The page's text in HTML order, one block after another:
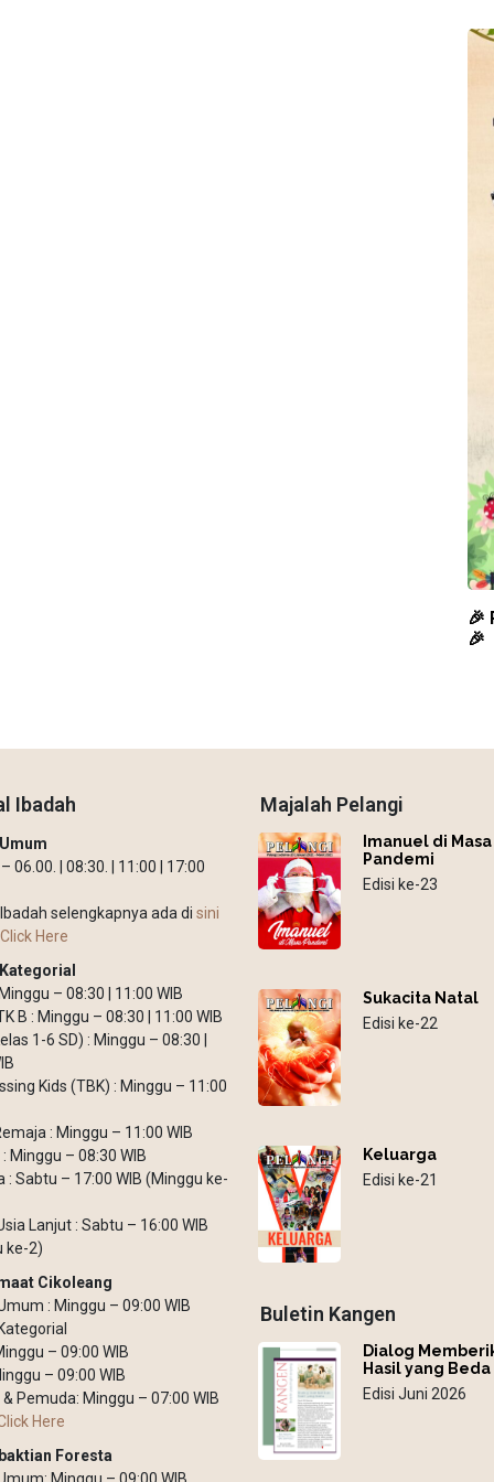
🎉
🎉
Ibadah
06.00. | 08:30. | 11:00 | 17:00
selengkapnya ada di sini
Click Here
– 08:30 | 11:00 WIB
B : Minggu – 08:30 | 11:00 WIB
1-6 SD) : Minggu – 08:30 |
Kids (TBK) : Minggu – 11:00
: Minggu – 11:00 WIB
Minggu – 08:30 WIB
: Sabtu – 17:00 WIB (Minggu ke-
Lanjut : Sabtu – 16:00 WIB
ke-2)
Cikoleang
: Minggu – 09:00 WIB
– 09:00 WIB
– 09:00 WIB
Pemuda: Minggu – 07:00 WIB
Here
Foresta
Minggu – 09:00 WIB
Majalah Pelangi
Imanuel di Masa
Pandemi
Edisi ke-23
Sukacita Natal
Edisi ke-22
Keluarga
Edisi ke-21
Buletin Kangen
Dialog
Hasil yang Beda
Edisi Juni 2026